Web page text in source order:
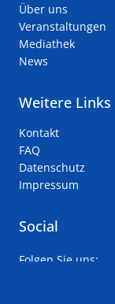
Über uns
Veranstaltungen
Mediathek
News
Weitere Links
Kontakt
FAQ
Datenschutz
Impressum
Social
Folgen Sie uns: